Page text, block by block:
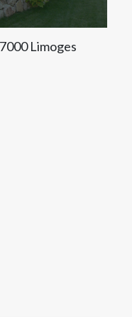
Limoges